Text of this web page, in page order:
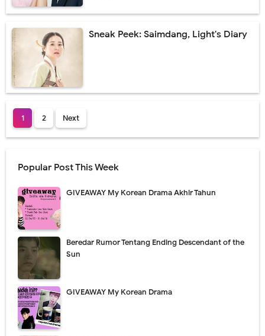
Sneak Peek: Saimdang, Light's Diary
1 2 Next
Popular Post This Week
GIVEAWAY My Korean Drama Akhir Tahun
Beredar Rumor Tentang Ending Descendant of the
Sun
GIVEAWAY My Korean Drama